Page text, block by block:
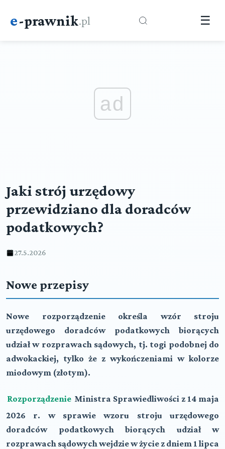
e-prawnik.pl ☰
ad
Jaki strój urzędowy
przewidziano dla doradców
podatkowych?
27.5.2026
Nowe przepisy
Nowe rozporządzenie określa wzór stroju
urzędowego doradców podatkowych biorących
udział w rozprawach sądowych, tj. togi podobnej do
adwokackiej, tylko że z wykończeniami w kolorze
miodowym (złotym).
Rozporządzenie Ministra Sprawiedliwości z 14 maja
2026 r. w sprawie wzoru stroju urzędowego
doradców podatkowych biorących udział w
rozprawach sądowych wejdzie w życie z dniem 1 lipca